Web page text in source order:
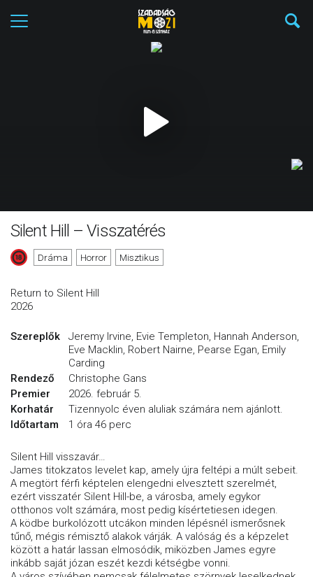
Silent Hill – Visszatérés
Dráma Horror Misztikus
Return to Silent Hill
2026
Szereplők
Jeremy Irvine, Evie Templeton, Hannah Anderson,
Eve Macklin, Robert Nairne, Pearse Egan, Emily
Carding
Rendező
Christophe Gans
Premier
2026. február 5.
Korhatár
Tizennyolc éven aluliak számára nem ajánlott.
Időtartam
1 óra 46 perc
Silent Hill visszavár…
James titokzatos levelet kap, amely újra feltépi a múlt sebeit.
A megtört férfi képtelen elengedni elvesztett szerelmét,
ezért visszatér Silent Hill-be, a városba, amely egykor
otthonos volt számára, most pedig kísértetiesen idegen.
A ködbe burkolózott utcákon minden lépésnél ismerősnek
tűnő, mégis rémisztő alakok várják. A valóság és a képzelet
között a határ lassan elmosódik, miközben James egyre
inkább saját józan eszét kezdi kétségbe vonni.